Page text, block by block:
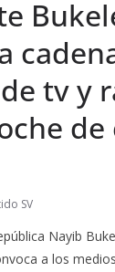
tv y
de
SV
Nayib
a los